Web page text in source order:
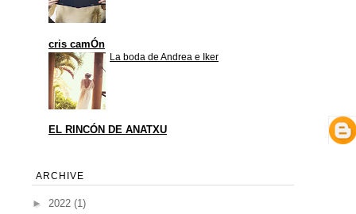
cris camÓn
La boda de Andrea e Iker
EL RINCÓN DE ANATXU
ARCHIVE
► 2022 (1)